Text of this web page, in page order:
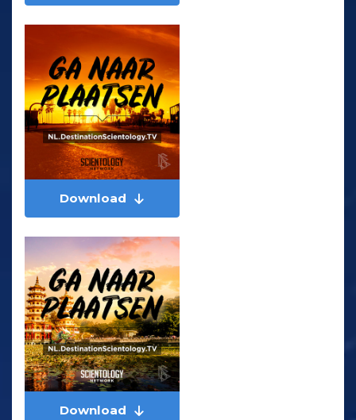
Download
Download